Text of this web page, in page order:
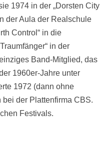
1974 in der „Dorsten City
der Aula der Realschule
Control“ in die
in der
Band-Mitglied, das
1960er-Jahre unter
1972 (dann ohne
bei der Plattenfirma CBS.
Festivals.